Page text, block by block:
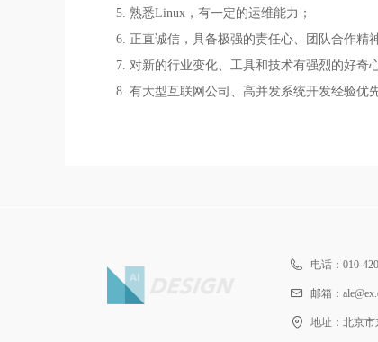
5. 熟悉Linux，有一定的运维能力；
6. 正直诚信，具备极强的责任心、团队合作精
7. 对新的行业变化、工具和技术有强烈的好奇
8. 有大型互联网公司、高并发系统开发经验优
电话： 010-
邮箱：
地址： 北京市